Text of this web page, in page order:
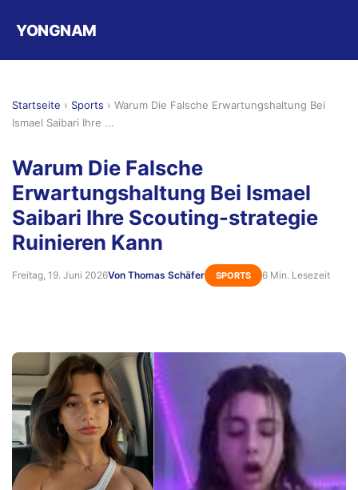
YONGNAM
Startseite › Sports › Warum Die Falsche Erwartungshaltung Bei
Ismael Saibari Ihre ...
Warum Die Falsche
Erwartungshaltung Bei Ismael
Saibari Ihre Scouting-strategie
Ruinieren Kann
Freitag, 19. Juni 2026Von Thomas Schäfer SPORTS 6 Min. Lesezeit